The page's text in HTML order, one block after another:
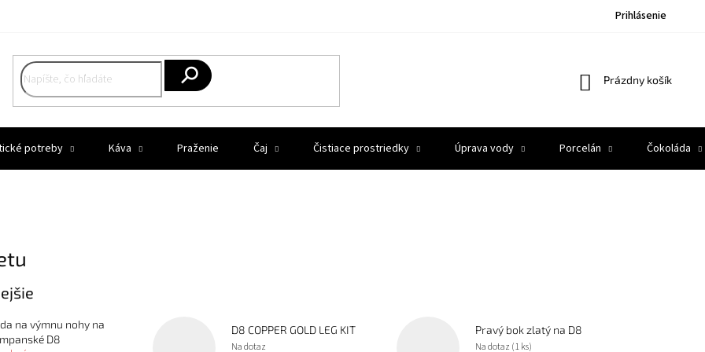
Prihlásenie
Nákupný
Prázdny košík
potreby Káva Praženie Čaj Čistiace prostriedky Úprava vody Porcelán Čokoláda
na výmnu nohy na
D8
D8 COPPER GOLD LEG KIT
Na dotaz
Pravý bok zlatý na D8
Na dotaz (1 ks)